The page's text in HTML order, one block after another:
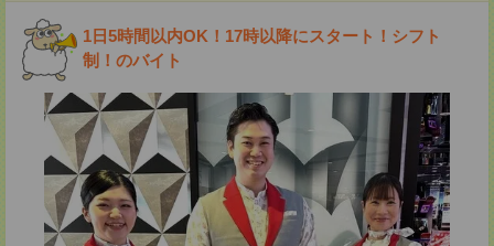
1日5時間以内OK！17時以降にスタート！シフト
制！のバイト